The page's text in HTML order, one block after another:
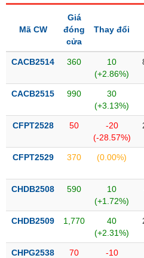
Mã CW
Giá
đóng
cửa
Thay đổi
CACB2514 360
10
(+2.86%)
CACB2515 990
30
(+3.13%)
CFPT2528 50
-20
(-28.57%)
CFPT2529 370 (0.00%)
CHDB2508 590
10
(+1.72%)
CHDB2509 1,770
40
(+2.31%)
CHPG2538 70
-10
KHỎE
TÀI
TIN
VỤ